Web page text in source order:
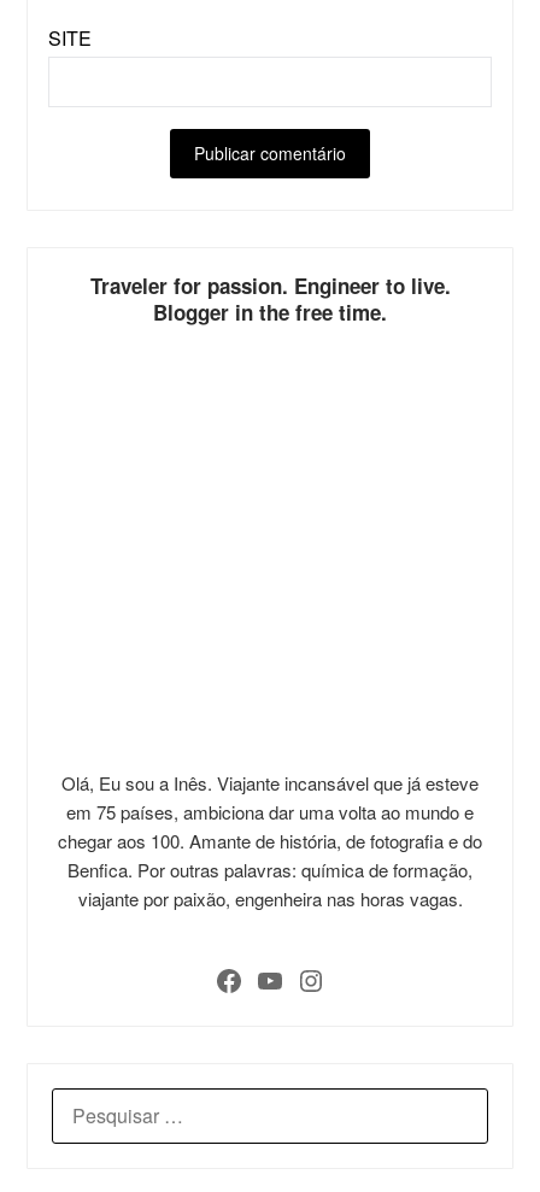
SITE
Traveler for passion. Engineer to live.
Blogger in the free time.
Olá, Eu sou a Inês. Viajante incansável que já esteve
em 75 países, ambiciona dar uma volta ao mundo e
chegar aos 100. Amante de história, de fotografia e do
Benfica. Por outras palavras: química de formação,
viajante por paixão, engenheira nas horas vagas.